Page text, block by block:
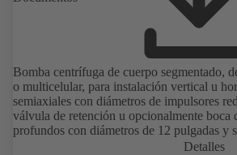
Bomba centrífuga de cuerpo segmentado,
o multicelular, para instalación vertical u
semiaxiales con diámetros de impulsores
válvula de retención u opcionalmente boca
profundos con diámetros de 12 pulgadas y
Detalles